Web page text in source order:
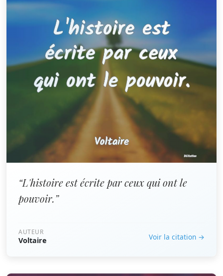
“L'histoire est écrite par ceux qui ont le
pouvoir.”
AUTEUR
Voltaire Voir la citation →